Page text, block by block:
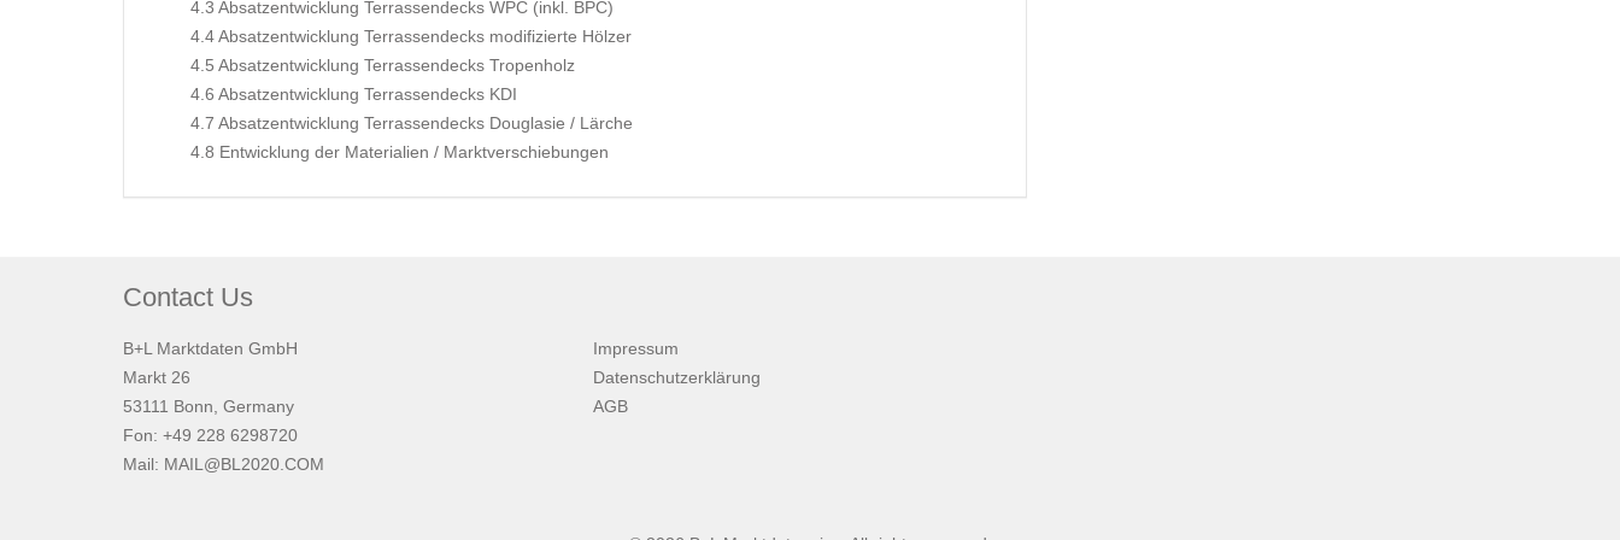
4.3 Absatzentwicklung Terrassendecks WPC (inkl. BPC)
4.4 Absatzentwicklung Terrassendecks modifizierte Hölzer
4.5 Absatzentwicklung Terrassendecks Tropenholz
4.6 Absatzentwicklung Terrassendecks KDI
4.7 Absatzentwicklung Terrassendecks Douglasie / Lärche
4.8 Entwicklung der Materialien / Marktverschiebungen
Contact Us
B+L Marktdaten GmbH
Markt 26
53111 Bonn, Germany
Fon: +49 228 6298720
Mail: MAIL@BL2020.COM
Impressum
Datenschutzerklärung
AGB